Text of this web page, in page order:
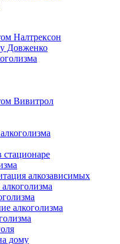
Налтрексон
Довженко
Вивитрол
стационаре
алкозависимых
алкоголизма
дому